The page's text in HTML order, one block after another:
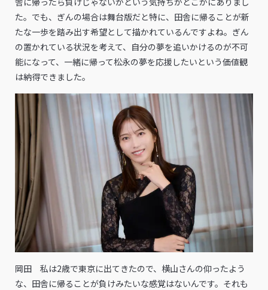
た。でも、ぎんの場合は舞台版だと特に、田舎に帰ることが新
たな一歩を踏み出す希望として描かれているんですよね。ぎん
の置かれている状況を考えて、自分の夢を追いかけるのが不可
能になって、一緒に帰って松永の夢を応援したいという価値観
は納得できました。
岡田 私は2歳で東京に出てきたので、横山さんの仰ったよう
な、田舎に帰ることが負けみたいな感覚はないんです。それも